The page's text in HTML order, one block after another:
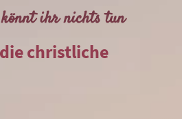
ihr nichts tun
christliche